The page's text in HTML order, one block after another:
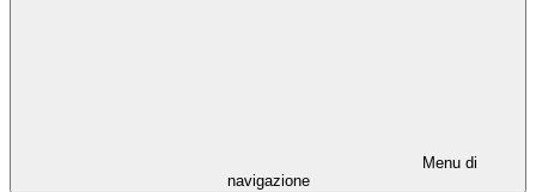
Menu di
navigazione